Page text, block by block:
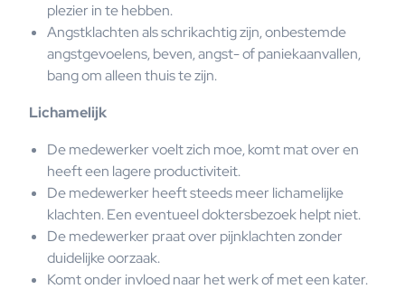
plezier in te hebben.
Angstklachten als schrikachtig zijn, onbestemde
angstgevoelens, beven, angst- of paniekaanvallen,
bang om alleen thuis te zijn.
Lichamelijk
De medewerker voelt zich moe, komt mat over en
heeft een lagere productiviteit.
De medewerker heeft steeds meer lichamelijke
klachten. Een eventueel doktersbezoek helpt niet.
De medewerker praat over pijnklachten zonder
duidelijke oorzaak.
Komt onder invloed naar het werk of met een kater.